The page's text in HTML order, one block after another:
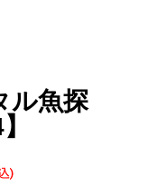
ル魚探